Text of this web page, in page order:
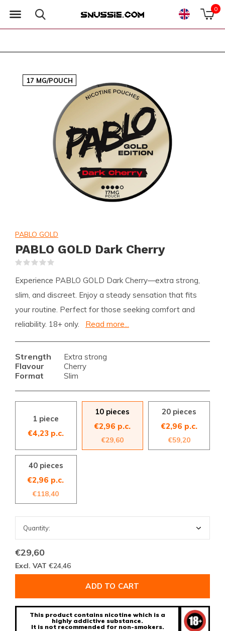
0
17 MG/POUCH
PABLO GOLD
PABLO GOLD Dark Cherry
Experience PABLO GOLD Dark Cherry—extra strong,
slim, and discreet. Enjoy a steady sensation that fits
your routine. Perfect for those seeking comfort and
reliability. 18+ only.
Read more...
Strength Extra strong
Flavour Cherry
Format Slim
1 piece
€4,23 p.c.
10 pieces
€2,96 p.c.
€29,60
20 pieces
€2,96 p.c.
€59,20
40 pieces
€2,96 p.c.
€118,40
€29,60
Excl. VAT €24,46
ADD TO CART
This product contains nicotine which is a
highly addictive substance.
It is not recommended for non-smokers.